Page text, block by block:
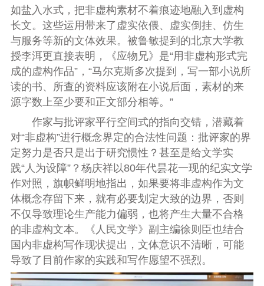
如盐入水式，把非虚构素材不着痕迹地融入到虚构
长文。这些运用带来了虚实依偎、虚实倒挂、仿生
与服务等新的文体效果。被鲁敏提到的北京大学教
授李洱更直接表明，《应物兄》是“用非虚构形式完
成的虚构作品”，“马尔克斯多次提到，写一部小说所
读的书、所查的资料应该附在小说后面，素材的来
源字数上至少要和正文部分相等。”
作家与批评家平行空间式的指向交错，潜藏着
对“非虚构”进行概念界定的合法性问题：批评家的界
定努力是否只是出于研究惯性？甚至是给文学实
践“人为设障”？杨庆祥以80年代昙花一现的纪实文学
作对照，旗帜鲜明地指出，如果要将非虚构作为文
体概念存留下来，就有必要划定大致的边界，否则
不仅导致理论生产能力偏弱，也将产生大量不合格
的非虚构文本。《人民文学》副主编徐则臣也结合
国内非虚构写作现状提出，文体意识不清晰，可能
导致了目前作家的实践和写作愿望不强烈。